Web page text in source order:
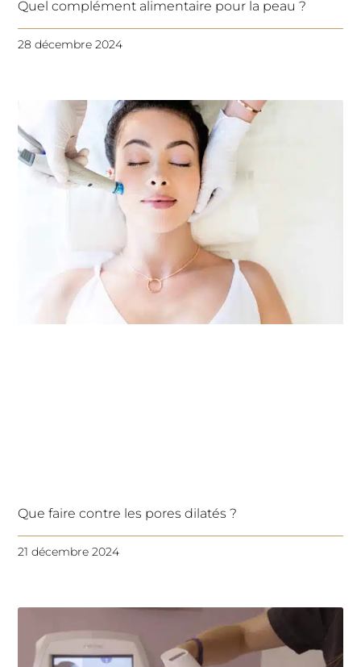
Quel complément alimentaire pour la peau ?
28 décembre 2024
Que faire contre les pores dilatés ?
21 décembre 2024